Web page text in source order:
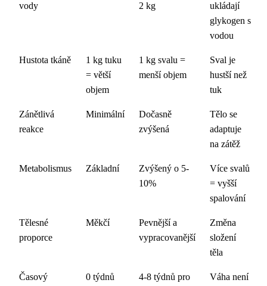
vody
2 kg
ukládají
glykogen s
vodou
Hustota tkáně
1 kg tuku
= větší
objem
1 kg svalu =
menší objem
Sval je
hustší než
tuk
Zánětlivá
reakce
Minimální
Dočasně
zvýšená
Tělo se
adaptuje
na zátěž
Metabolismus Základní
Zvýšený o 5-
10%
Více svalů
= vyšší
spalování
Tělesné
proporce
Měkčí
Pevnější a
vypracovanější
Změna
složení
těla
Časový
0 týdnů
4-8 týdnů pro
Váha není